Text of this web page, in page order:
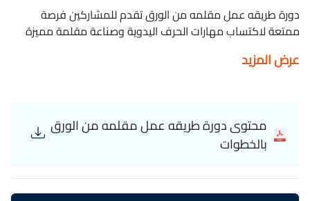
دورة طريقه عمل مقلمه من الورق تقدم للمشاركين فرصة
ممتعة لاكتساب مهارات الحرف اليدوية وصناعة مقلمة مميزة
تقديم خطوات وتقنيات بسيطة ومبتكرة لصنع مقلمة من الورق
والتطبيقات العملية، يتمكن المشاركون من تجميع وتثبيت الأجزاء
بشكل سلس ومتين، وتزيين المقلمة بألوان وزخارف تتناسب مع
على إنشاء مقلمة من الورق تعكس إبداعهم ومهاراتهم الحرفية،
عرض المزيد
محتوى دورة طريقه عمل مقلمه من الورق
بالخطوات